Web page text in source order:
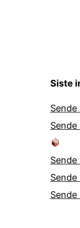
Siste
Sende
Sende
Sende
Sende